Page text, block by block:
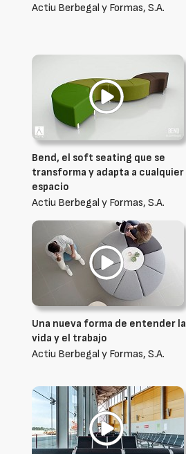
Actiu Berbegal y Formas, S.A.
Bend, el soft seating que se
transforma y adapta a cualquier
espacio
Actiu Berbegal y Formas, S.A.
Una nueva forma de entender la
vida y el trabajo
Actiu Berbegal y Formas, S.A.